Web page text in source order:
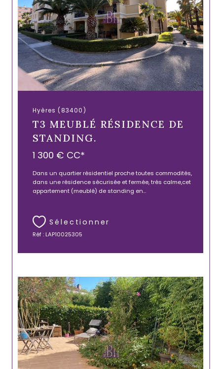
Hyères (83400)
T3 MEUBLÉ RÉSIDENCE DE
STANDING.
1 300 € CC*
Dans un quartier résidentiel proche toutes commodités,
dans une résidence sécurisée et fermée, trés calme,cet
appartement (meublé) de standing en...
Sélectionner
Réf : LAP10025305